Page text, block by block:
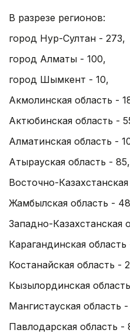
В разрезе регионов:
город Нур-Султан - 273,
город Алматы - 100,
город Шымкент - 10,
Акмолинская область -
Актюбинская область -
Алматинская область -
Атырауская область - 85,
Восточно-
Жамбылская область -
Западно-Казахстанская
Карагандинская область
Костанайская область -
Кызылординская
Мангистауская область
Павлодарская область -